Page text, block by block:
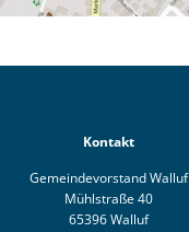
Kontakt
Gemeindevorstand Walluf
Mühlstraße 40
65396 Walluf